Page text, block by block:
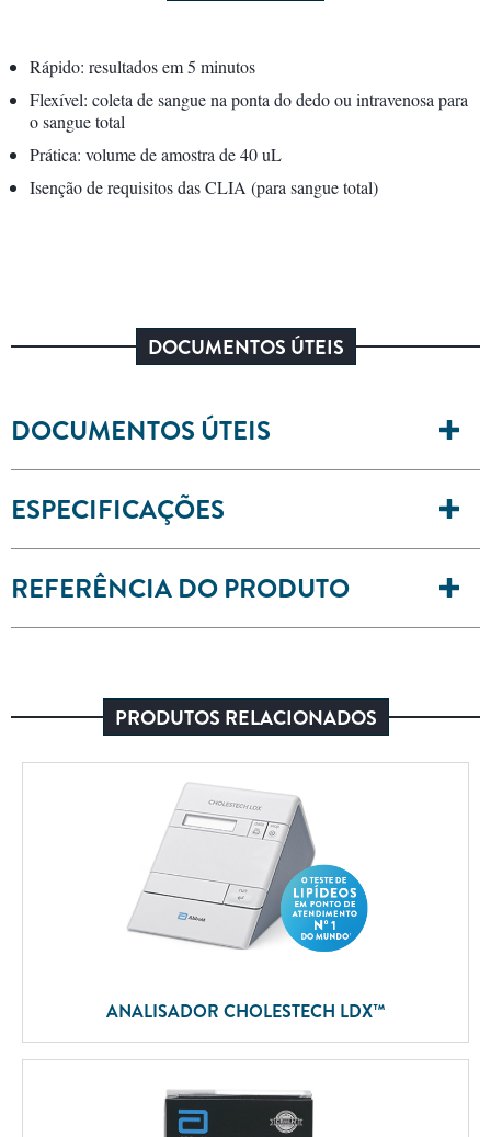
Rápido: resultados em 5 minutos
Flexível: coleta de sangue na ponta do dedo ou intravenosa para
o sangue total
Prática: volume de amostra de 40 uL
Isenção de requisitos das CLIA (para sangue total)
DOCUMENTOS ÚTEIS
DOCUMENTOS ÚTEIS
ESPECIFICAÇÕES
REFERÊNCIA DO PRODUTO
PRODUTOS RELACIONADOS
ANALISADOR CHOLESTECH LDX™